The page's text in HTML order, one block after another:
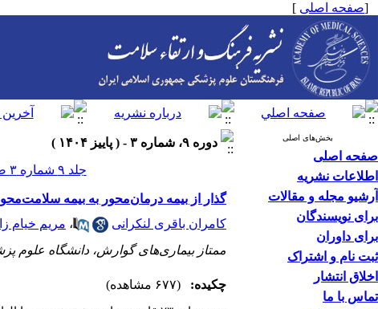
[صفحه اصلی ]
بخش‌های اصلی
صفحه اصلی
اطلاعات نشریه
آرشیو مجله و مقالات
برای نویسندگان
برای داوران
ثبت نام و اشتراک
اخلاق انتشار
تماس با ما
دوره ۹، شماره ۳ - ( پاییز ۱۴۰۴ )
جلد ۹ شماره ۳ صفحات ۳۱۰-۳۰۷
گذار از بیمه درمان‌محور به بیمه
کامران باقری لنکرانی
، مریم خیام
ممتاز بیماری‌های گوارش، دانشگاه علوم
چکیده: (۶۷۷ مشاهده)